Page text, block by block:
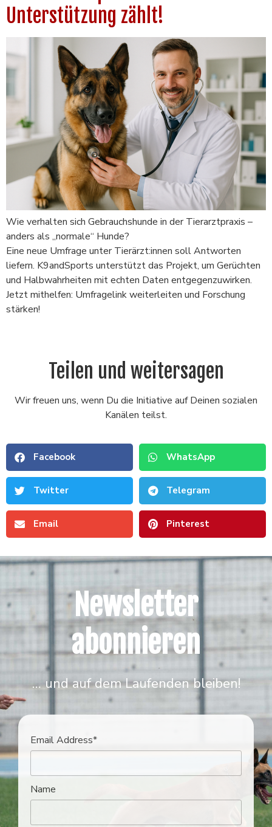
Unterstützung zählt!
Wie verhalten sich Gebrauchshunde in der Tierarztpraxis –
anders als „normale“ Hunde?
Eine neue Umfrage unter Tierärzt:innen soll Antworten
liefern. K9andSports unterstützt das Projekt, um Gerüchten
und Halbwahrheiten mit echten Daten entgegenzuwirken.
Jetzt mithelfen: Umfragelink weiterleiten und Forschung
stärken!
Teilen und weitersagen
Wir freuen uns, wenn Du die Initiative auf Deinen sozialen
Kanälen teilst.
Facebook WhatsApp
Twitter Telegram
Email Pinterest
Newsletter
abonnieren
… und auf dem Laufenden bleiben!
Email Address*
Name